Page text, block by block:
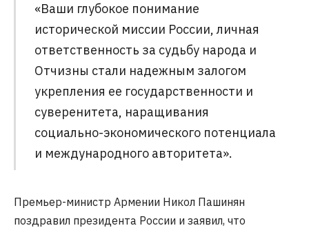
«Ваши глубокое понимание
исторической миссии России, личная
ответственность за судьбу народа и
Отчизны стали надежным залогом
укрепления ее государственности и
суверенитета, наращивания
социально-экономического потенциала
и международного авторитета».
Премьер-министр Армении Никол Пашинян
поздравил президента России и заявил, что